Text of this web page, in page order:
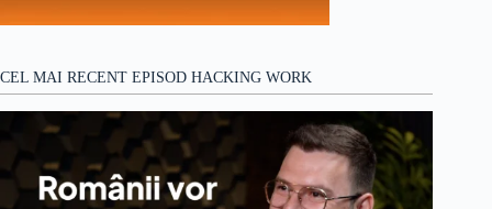
CEL MAI RECENT EPISOD HACKING WORK